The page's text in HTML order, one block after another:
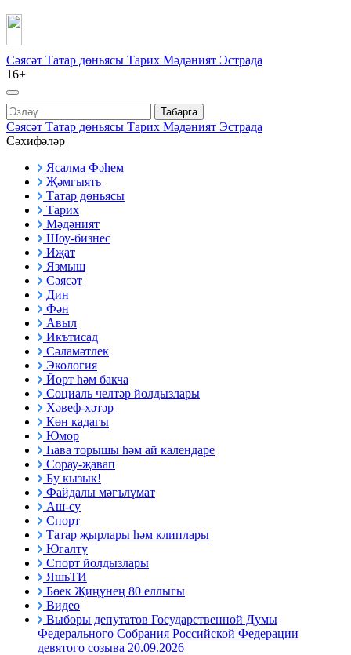
Сәясәт Татар дөньясы Тарих Мәдәният Эстрада
16+
Табарга
Сәясәт Татар дөньясы Тарих Мәдәният Эстрада
Сәхифәләр
Ясалма Фәһем
Җәмгыять
Татар дөньясы
Тарих
Мәдәният
Шоу-бизнес
Иҗат
Язмыш
Сәясәт
Дин
Фән
Авыл
Икътисад
Сәламәтлек
Экология
Йорт һәм бакча
Социаль челтәр йолдызлары
Хәвеф-хәтәр
Көн кадагы
Юмор
Һава торышы һәм ай календаре
Сорау-җавап
Бу кызык!
Файдалы мәгълүмат
Аш-су
Спорт
Татар җырлары һәм клиплары
Югалту
Спорт йолдызлары
ЯшьТИ
Бөек Җиңүнең 80 еллыгы
Видео
Выборы депутатов Государственной Думы
Федерального Собрания Российской Федерации
девятого созыва 20.09.2026